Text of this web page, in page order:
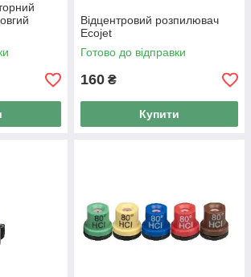
Відцентровий розпилювач
Ecojet
Готово до відправки
160 ₴
Купити